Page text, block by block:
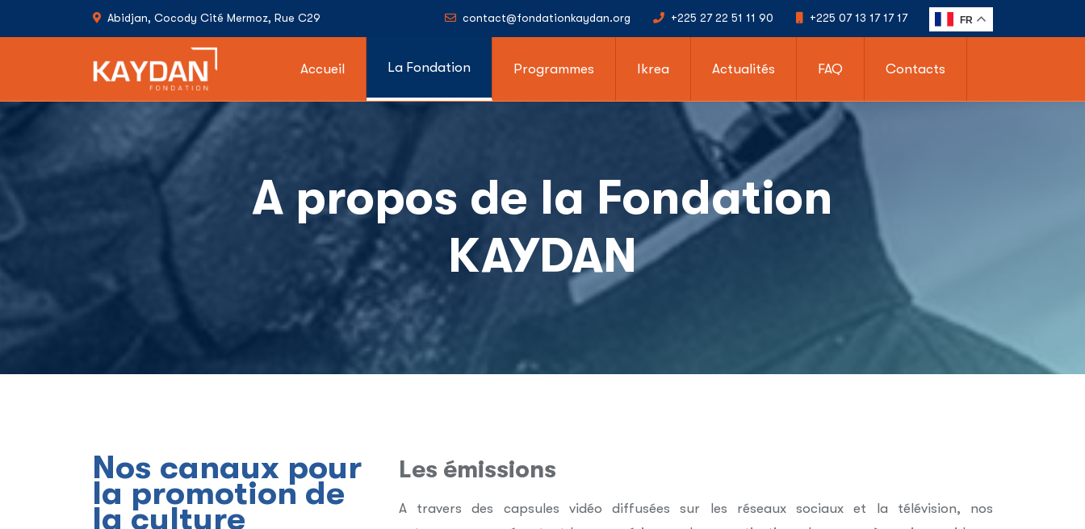
Abidjan, Cocody Cité Mermoz, Rue C29 contact@fondationkaydan.org +225 27 22 51 11 90 +225 07 13 17 17 17 FR
Accueil La Fondation Programmes Ikrea Actualités FAQ Contacts
A propos de la Fondation
KAYDAN
Nos canaux pour
la promotion de
la culture
Les émissions
A travers des capsules vidéo diffusées sur les réseaux sociaux et la télévision, nos